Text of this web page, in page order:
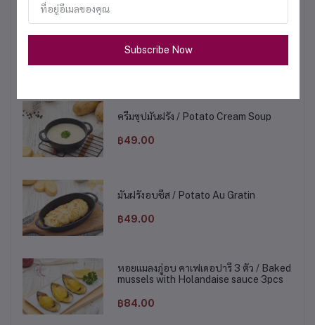
ครีมซุปมะเขือเทศ / Tomato Cream Soup
ครีมซุปมันฝรั่ง / Potato Cream Soup
฿49.00
มันฝรั่งอบชีส / Potato Au Gratin
฿49.00
หอยแมลงภู่อบ คาเฟเดอปารี 3 ตัว / Baked
mussels with Holandaise sauce 3pcs
฿84.00
Subscribe Now